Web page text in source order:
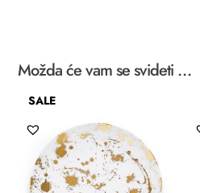
Možda će vam se svideti …
SALE